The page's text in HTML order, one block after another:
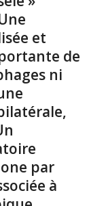
et
de
ni
par
à